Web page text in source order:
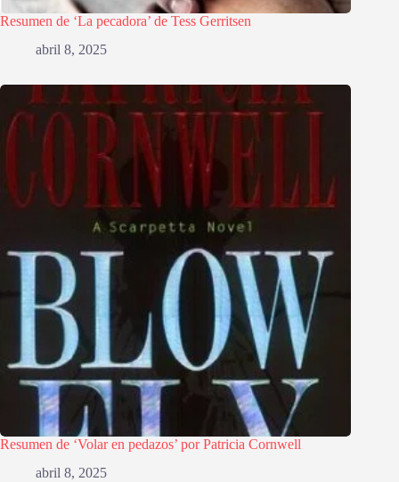
Resumen de ‘La pecadora’ de Tess Gerritsen
abril 8, 2025
Resumen de ‘Volar en pedazos’ por Patricia Cornwell
abril 8, 2025